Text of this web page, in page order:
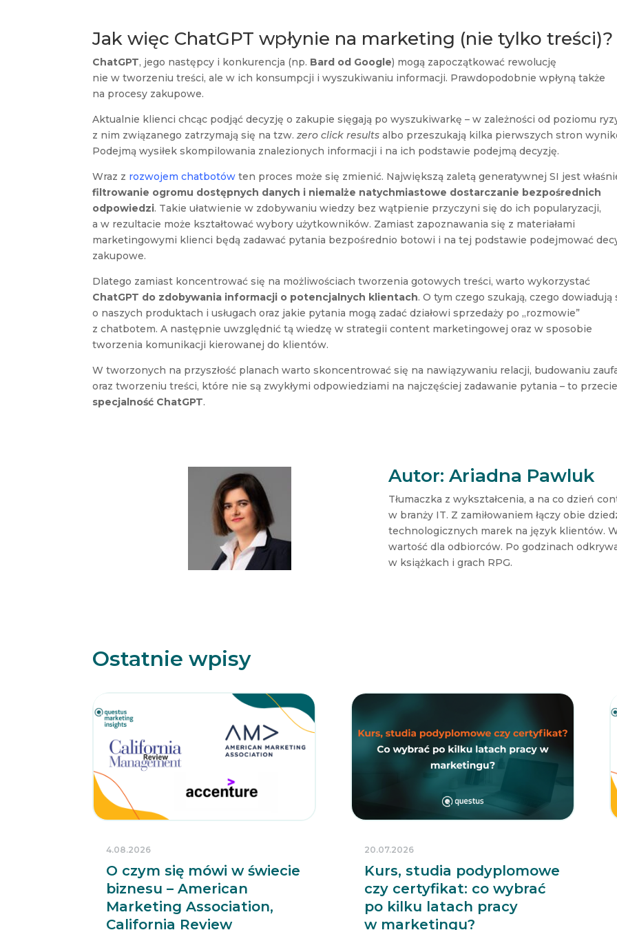
Jak więc ChatGPT wpłynie na marketing (nie tylko treści)?
ChatGPT, jego następcy i konkurencja (np. Bard od Google) mogą zapoczątkować rewolucję
nie w tworzeniu treści, ale w ich konsumpcji i wyszukiwaniu informacji. Prawdopodobnie wpłyną także
na procesy zakupowe.
Aktualnie klienci chcąc podjąć decyzję o zakupie sięgają po wyszukiwarkę – w zależności od poziomu
z nim związanego zatrzymają się na tzw.zero click results albo przeszukają kilka pierwszych stron
Podejmą wysiłek skompilowania znalezionych informacji i na ich podstawie podejmą decyzję.
Wraz z rozwojem chatbotów ten proces może się zmienić. Największą zaletą generatywnej SI jest
filtrowanie ogromu dostępnych danych i niemalże natychmiastowe dostarczanie bezpośrednich
odpowiedzi. Takie ułatwienie w zdobywaniu wiedzy bez wątpienie przyczyni się do ich popularyzacji,
a w rezultacie może kształtować wybory użytkowników. Zamiast zapoznawania się z materiałami
marketingowymi klienci będą zadawać pytania bezpośrednio botowi i na tej podstawie podejmować
zakupowe.
Dlatego zamiast koncentrować się na możliwościach tworzenia gotowych treści, warto wykorzystać
ChatGPT do zdobywania informacji o potencjalnych klientach. O tym czego szukają, czego dowiadują
o naszych produktach i usługach oraz jakie pytania mogą zadać działowi sprzedaży po „rozmowie”
z chatbotem. A następnie uwzględnić tą wiedzę w strategii content marketingowej oraz w sposobie
tworzenia komunikacji kierowanej do klientów.
W tworzonych na przyszłość planach warto skoncentrować się na nawiązywaniu relacji, budowaniu
oraz tworzeniu treści, które nie są zwykłymi odpowiedziami na najczęściej zadawanie pytania – to
specjalność ChatGPT.
Autor: Ariadna Pawluk
Tłumaczka z wykształcenia, a na co dzień
w branży IT. Z zamiłowaniem łączy obie
technologicznych marek na język klientów.
wartość dla odbiorców. Po godzinach
w książkach i grach RPG.
Ostatnie wpisy
O czym się mówi w świecie
biznesu – American
Marketing Association,
California Review
4.08.2026
Kurs, studia podyplomowe
czy certyfikat: co wybrać
po kilku latach pracy
w marketingu?
20.07.2026